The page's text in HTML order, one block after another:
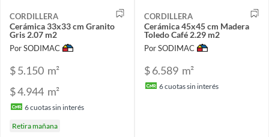
CORDILLERA
Cerámica 33x33 cm Granito
Gris 2.07 m2
Por SODIMAC
$ 5.150 m²
$ 4.944 m²
6cuotas sin interés
Retira mañana
CORDILLERA
Cerámica 45x45 cm Madera
Toledo Café 2.29 m2
Por SODIMAC
$ 6.589 m²
6cuotas sin interés